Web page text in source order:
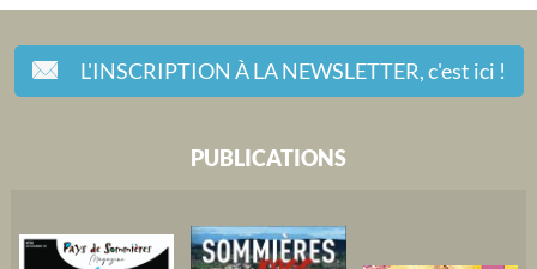
L'INSCRIPTION À LA NEWSLETTER,c'est ici !
PUBLICATIONS